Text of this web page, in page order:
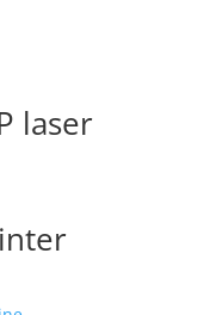
laser